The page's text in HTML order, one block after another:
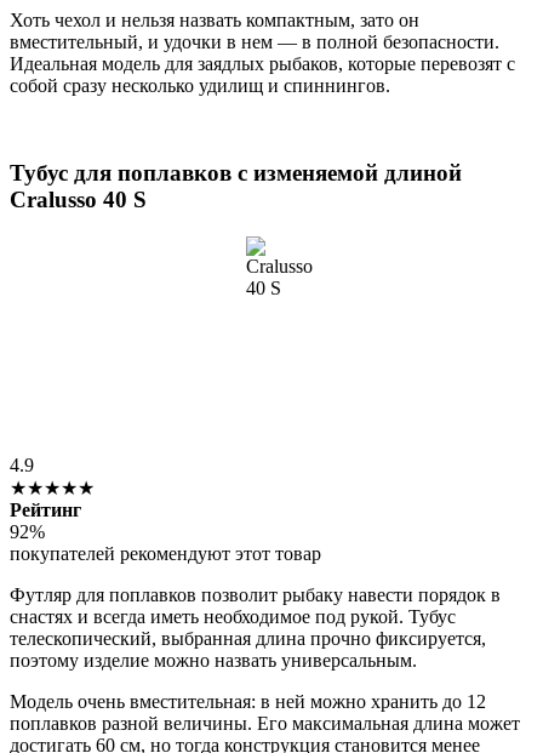
Хоть чехол и нельзя назвать компактным, зато он
вместительный, и удочки в нем — в полной безопасности.
Идеальная модель для заядлых рыбаков, которые перевозят с
собой сразу несколько удилищ и спиннингов.
Тубус для поплавков с изменяемой длиной
Cralusso 40 S
4.9
★★★★★
Рейтинг
92%
покупателей рекомендуют этот товар
Футляр для поплавков позволит рыбаку навести порядок в
снастях и всегда иметь необходимое под рукой. Тубус
телескопический, выбранная длина прочно фиксируется,
поэтому изделие можно назвать универсальным.
Модель очень вместительная: в ней можно хранить до 12
поплавков разной величины. Его максимальная длина может
достигать 60 см, но тогда конструкция становится менее